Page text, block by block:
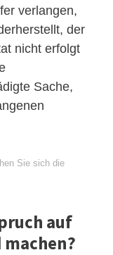
verlangen,
der
nicht erfolgt
Sache,
Sie sich die
auf